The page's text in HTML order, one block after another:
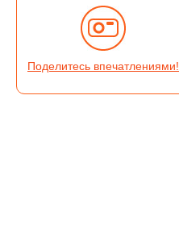
Поделитесь впечатлениями!